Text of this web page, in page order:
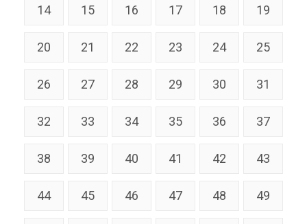
14 15 16 17 18 19
20 21 22 23 24 25
26 27 28 29 30 31
32 33 34 35 36 37
38 39 40 41 42 43
44 45 46 47 48 49